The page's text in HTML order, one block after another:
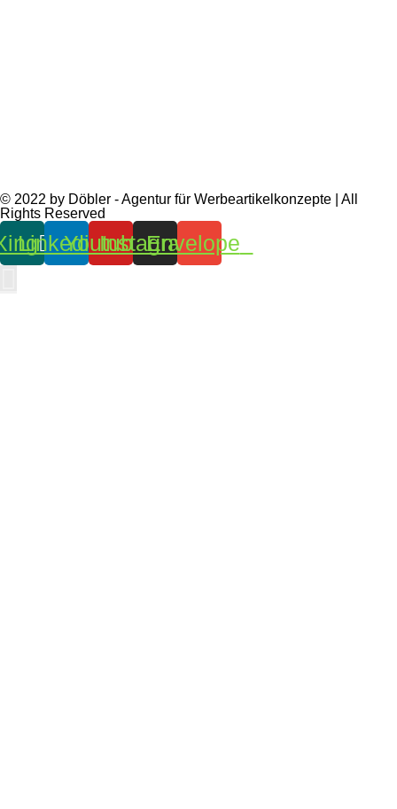
© 2022 by Döbler - Agentur für Werbeartikelkonzepte | All
Rights Reserved
LinkedinYoutube
Instagram
Envelope